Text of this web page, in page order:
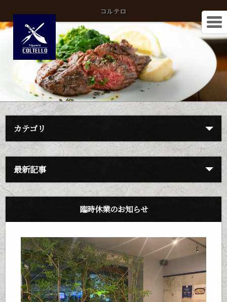
コルテロ
カテゴリ
最新記事
臨時休業のお知らせ